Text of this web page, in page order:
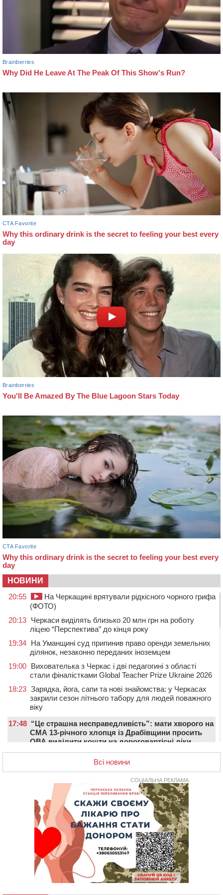
НОВИНИ
20:55
На Черкащині врятували рідкісного чорного грифа
(ФОТО)
20:13 Черкаси виділять близько 20 млн грн на роботу
ліцею “Перспектива” до кінця року
19:34
На Уманщині суд припинив право оренди земельних
ділянок, незаконно переданих іноземцем
19:00
Вихователька з Черкас і дві педагогині з області
стали фіналістками Global Teacher Prize Ukraine 2026
18:23 Зарядка, йога, сапи та нові знайомства: у Черкасах
закрили сезон літнього табору для людей поважного
віку
17:48 “Це страшна несправедливість”: мати хворого на
СМА 13-річного хлопця із Драбівщини просить
ОВА виділити кошти на дороговартісні ліки
На Уманщині судитимуть колишню очільницю відділу
освіти через закупівлю електрики за завищеною
У Черкасах провели в останню путь двох
загиблих воїнів
До 1 вересня у Черкасах оновлюють дорожню
розмітку біля навчальних закладів (ФОТОФАКТ)
На честь загиблого захисника і чемпіона світу в
Черкасах відкрили спортивно-реабілітаційний центр
На Звенигородщині, попри заборону міськради,
проведуть “Ше.Fest”
Всі новини
СОЦІАЛЬНА РЕКЛАМА